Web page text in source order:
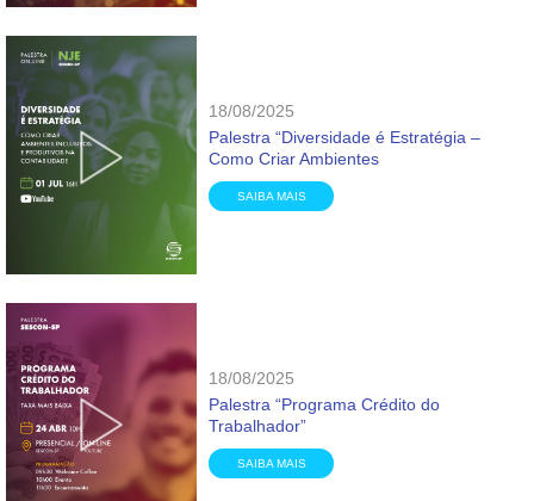
18/08/2025
Palestra “Diversidade é Estratégia –
Como Criar Ambientes
SAIBA MAIS
18/08/2025
Palestra “Programa Crédito do
Trabalhador”
SAIBA MAIS